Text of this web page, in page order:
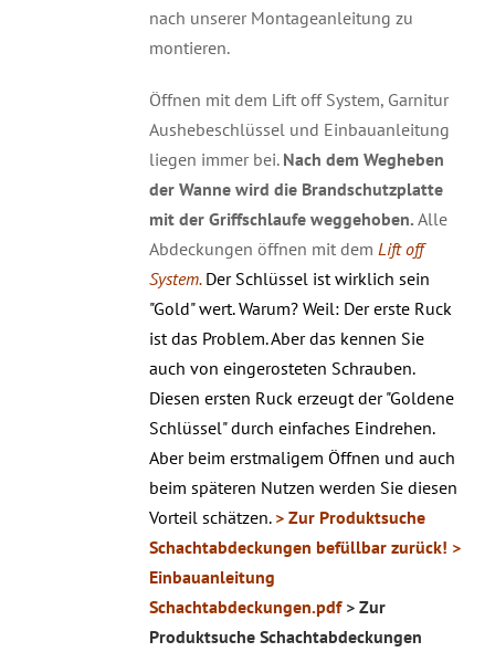
nach unserer Montageanleitung zu
montieren.
Öffnen mit dem Lift off System, Garnitur
Aushebeschlüssel und Einbauanleitung
liegen immer bei. Nach dem Wegheben
der Wanne wird die Brandschutzplatte
mit der Griffschlaufe weggehoben. Alle
Abdeckungen öffnen mit dem Lift off
System. Der Schlüssel ist wirklich sein
"Gold" wert. Warum? Weil: Der erste Ruck
ist das Problem. Aber das kennen Sie
auch von eingerosteten Schrauben.
Diesen ersten Ruck erzeugt der "Goldene
Schlüssel" durch einfaches Eindrehen.
Aber beim erstmaligem Öffnen und auch
beim späteren Nutzen werden Sie diesen
Vorteil schätzen. > Zur Produktsuche
Schachtabdeckungen befüllbar zurück! >
Einbauanleitung
Schachtabdeckungen.pdf > Zur
Produktsuche Schachtabdeckungen